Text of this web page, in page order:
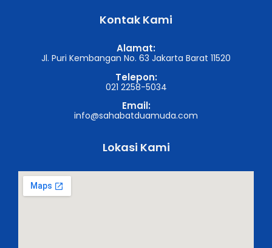
Kontak Kami
Alamat:
Jl. Puri Kembangan No. 63 Jakarta Barat 11520
Telepon:
021 2258-5034
Email:
info@sahabatduamuda.com
Lokasi Kami